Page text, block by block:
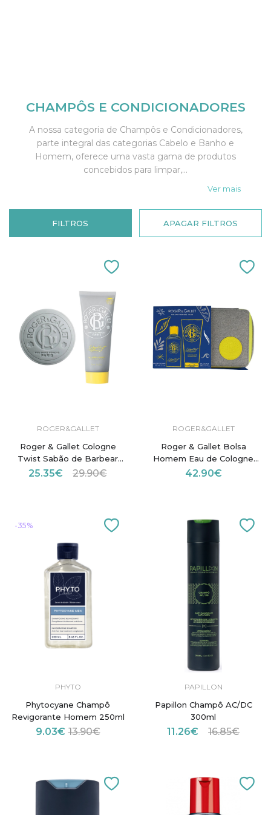
CHAMPÔS E CONDICIONADORES
A nossa categoria de Champôs e Condicionadores,
parte integral das categorias Cabelo e Banho e
Homem, oferece uma vasta gama de produtos
concebidos para limpar,...
Ver mais
FILTROS APAGAR FILTROS
ROGER&GALLET
Roger & Gallet Cologne
Twist Sabão de Barbear
100g + Bálsamo 75ml Coffret
25.35€ 29.90€
ROGER&GALLET
Roger & Gallet Bolsa
Homem Eau de Cologne
100ml + Gel Douche 200ml
42.90€
-35%
PHYTO
Phytocyane Champô
Revigorante Homem 250ml
9.03€13.90€
PAPILLON
Papillon Champô AC/DC
300ml
11.26€ 16.85€